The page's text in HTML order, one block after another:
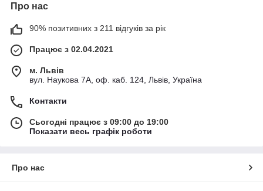
Про нас
90% позитивних з 211 відгуків за рік
Працює з 02.04.2021
м. Львів
вул. Наукова 7А, оф. каб. 124, Львів, Україна
Контакти
Сьогодні працює з 09:00 до 19:00
Показати весь графік роботи
Про нас